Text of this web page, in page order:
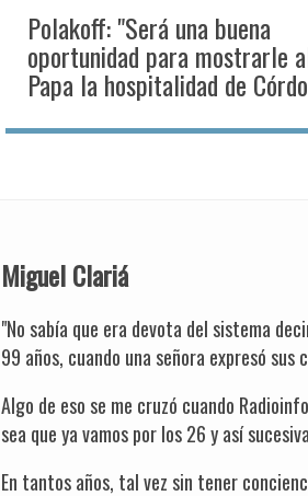
Polakoff: "Será una buena
oportunidad para mostrarle
Papa la hospitalidad de
Miguel Clariá
"No sabía que era devota del sistema
99 años, cuando una señora expresó
Algo de eso se me cruzó cuando
sea que ya vamos por los 26 y así
En tantos años, tal vez sin tener